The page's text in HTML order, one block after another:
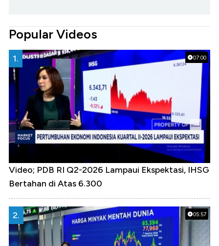
Popular Videos
07:00
1.
Video; PDB RI Q2-2026 Lampaui Ekspektasi, IHSG
Bertahan di Atas 6.300
05:57
2.